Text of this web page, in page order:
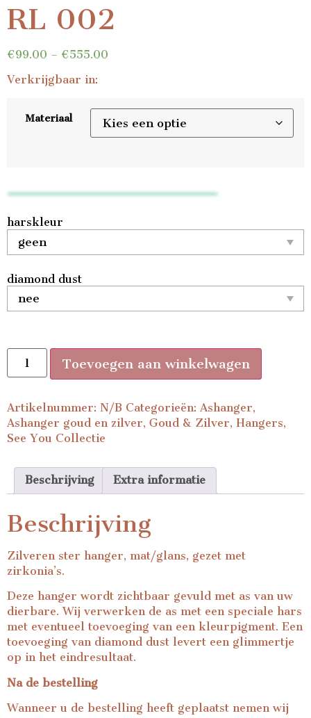
RL 002
€99.00 – €555.00
Verkrijgbaar in:
Materiaal
harskleur
diamond dust
Toevoegen aan winkelwagen
Artikelnummer: N/B Categorieën: Ashanger,
Ashanger goud en zilver, Goud & Zilver, Hangers,
See You Collectie
Beschrijving Extra informatie
Beschrijving
Zilveren ster hanger, mat/glans, gezet met
zirkonia’s.
Deze hanger wordt zichtbaar gevuld met as van uw
dierbare. Wij verwerken de as met een speciale hars
met eventueel toevoeging van een kleurpigment. Een
toevoeging van diamond dust levert een glimmertje
op in het eindresultaat.
Na de bestelling
Wanneer u de bestelling heeft geplaatst nemen wij